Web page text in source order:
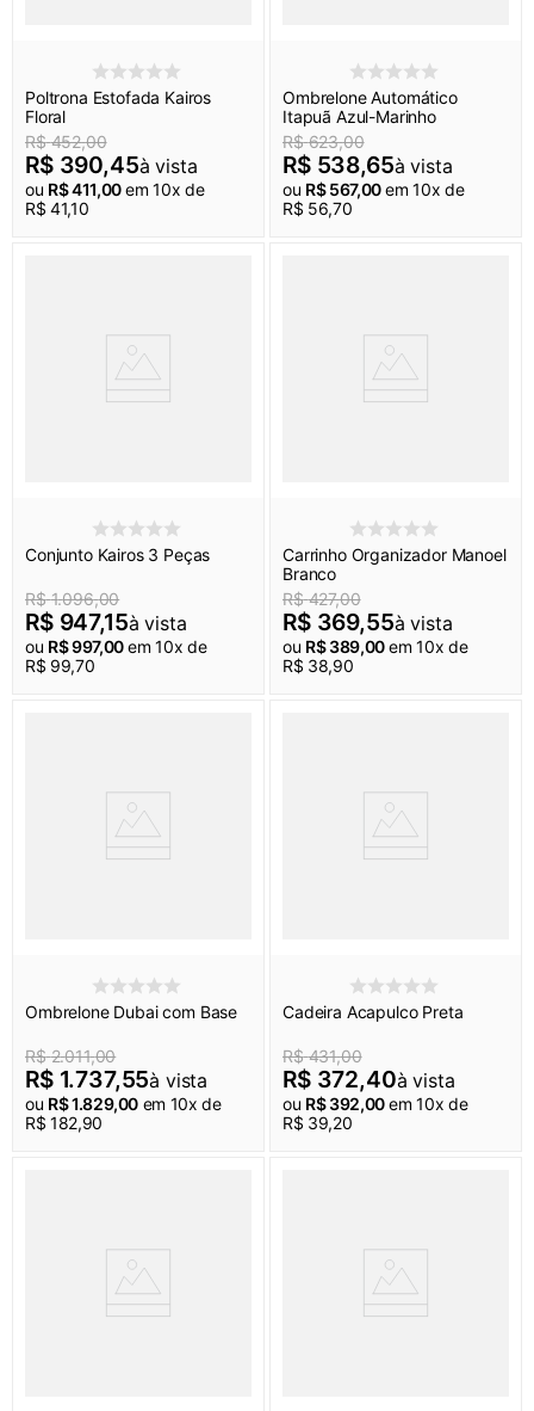
Poltrona Estofada Kairos
Floral
R$ 452,00
R$ 390,45à vista
ou R$411,00em10x de
R$ 41,10
Ombrelone Automático
Itapuã Azul-Marinho
R$ 623,00
R$ 538,65à vista
ou R$ 567,00em10x de
R$ 56,70
Conjunto Kairos 3 Peças
R$ 1.096,00
R$ 947,15à vista
ou R$997,00em10x de
R$ 99,70
Carrinho Organizador Manoel
Branco
R$ 427,00
R$ 369,55à vista
ou R$ 389,00em10x de
R$ 38,90
Ombrelone Dubai com Base
R$ 2.011,00
R$ 1.737,55à vista
ou R$1.829,00 em 10x de
R$ 182,90
Cadeira Acapulco Preta
R$ 431,00
R$ 372,40à vista
ou R$ 392,00em10x de
R$ 39,20